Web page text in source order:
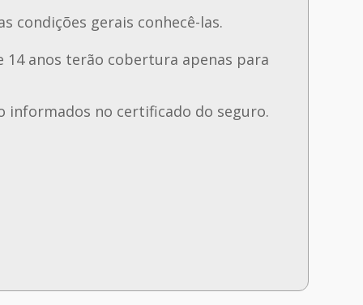
condições gerais conhecê-las.
14 anos terão cobertura apenas para
informados no certificado do seguro.